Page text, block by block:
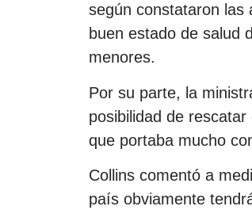
según constataron las
buen estado de salud
menores.
Por su parte, la
posibilidad de
que portaba mucho
Collins comentó a
país obviamente